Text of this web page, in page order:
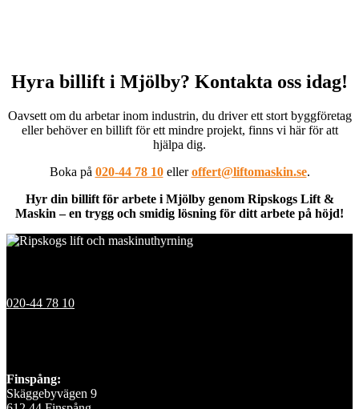
Hyra billift i Mjölby? Kontakta oss idag!
Oavsett om du arbetar inom industrin, du driver ett stort byggföretag
eller behöver en billift för ett mindre projekt, finns vi här för att
hjälpa dig.
Boka på 020-44 78 10elleroffert@liftomaskin.se.
Hyr din billift för arbete i Mjölby genom Ripskogs Lift &
Maskin – en trygg och smidig lösning för ditt arbete på höjd!
020-44 78 10
Finspång:
Skäggebyvägen 9